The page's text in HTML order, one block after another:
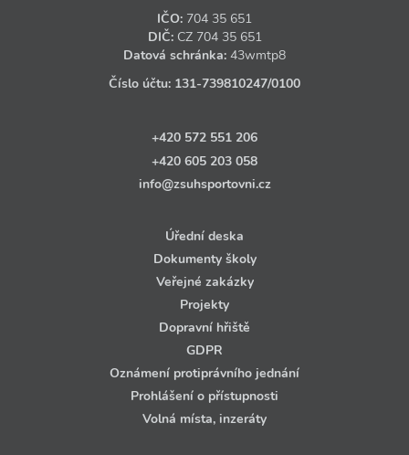
IČO: 704 35 651
DIČ: CZ 704 35 651
Datová schránka: 43wmtp8
Číslo účtu: 131‑739810247/0100
+420 572 551 206
+420 605 203 058
info@zsuhsportovni.cz
Úřední deska
Dokumenty školy
Veřejné zakázky
Projekty
Dopravní hřiště
GDPR
Oznámení protiprávního jednání
Prohlášení o přístupnosti
Volná místa, inzeráty